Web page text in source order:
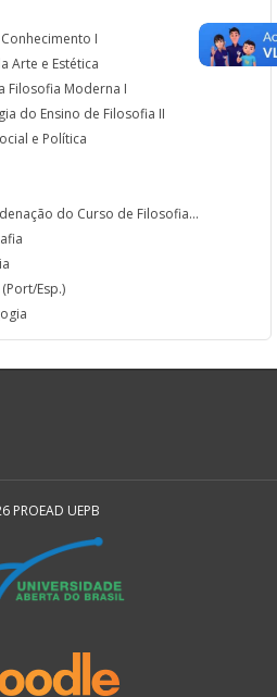
I
Arte e Estética
Filosofia Moderna I
do Ensino de Filosofia II
e Política
do Curso de Filosofia...
Esp.)
PROEAD UEPB